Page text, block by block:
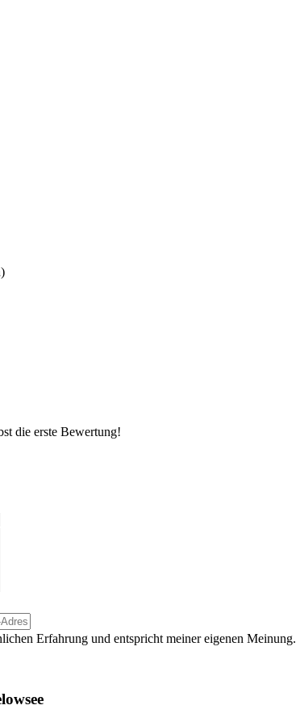
die erste Bewertung!
Erfahrung und entspricht meiner eigenen Meinung.